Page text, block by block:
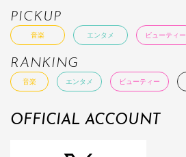
PICKUP
音楽 エンタメ ビューティー
RANKING
音楽 エンタメ ビューティー
OFFICIAL ACCOUNT